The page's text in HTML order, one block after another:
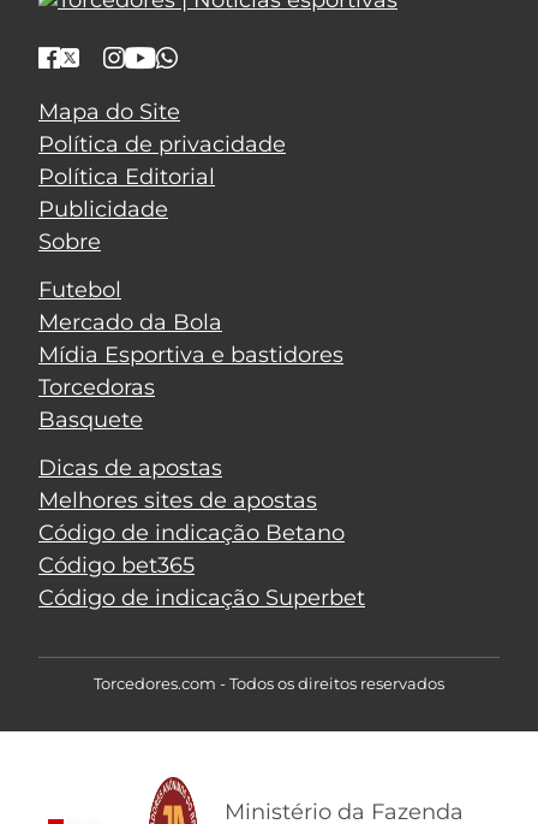
Mapa do Site
Política de privacidade
Política Editorial
Publicidade
Sobre
Futebol
Mercado da Bola
Mídia Esportiva e bastidores
Torcedoras
Basquete
Dicas de apostas
Melhores sites de apostas
Código de indicação Betano
Código bet365
Código de indicação Superbet
Torcedores.com - Todos os direitos reservados
Ministério da Fazenda